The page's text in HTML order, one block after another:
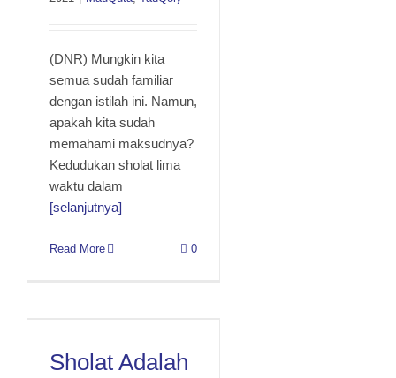
(DNR) Mungkin kita
semua sudah familiar
dengan istilah ini. Namun,
apakah kita sudah
memahami maksudnya?
Kedudukan sholat lima
waktu dalam
[selanjutnya]
Read More 0
Ditentukan
Sholat Adalah